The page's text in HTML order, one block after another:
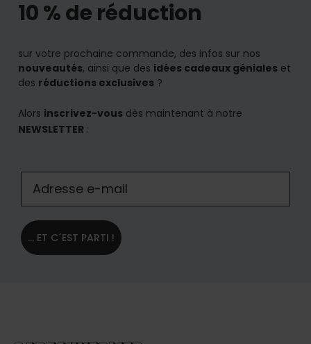
10 % de réduction
sur votre prochaine commande, des infos sur nos
nouveautés, ainsi que des idées cadeaux géniales et
des réductions exclusives ?
Alors inscrivez-vous dès maintenant à notre
NEWSLETTER :
... ET C´EST PARTI !